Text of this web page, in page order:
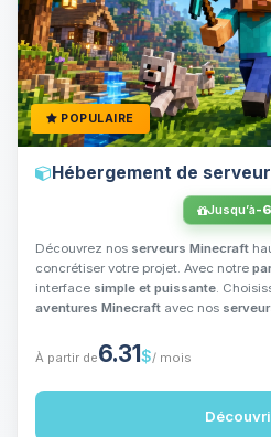
POPULAIRE
Hébergement de
Jusqu’à-
Découvrez nos serveurs Minecraft
concrétiser votre projet. Avec notre
interface simple et puissante.
aventures Minecraft avec nos
À partir de6.31 $/ mois